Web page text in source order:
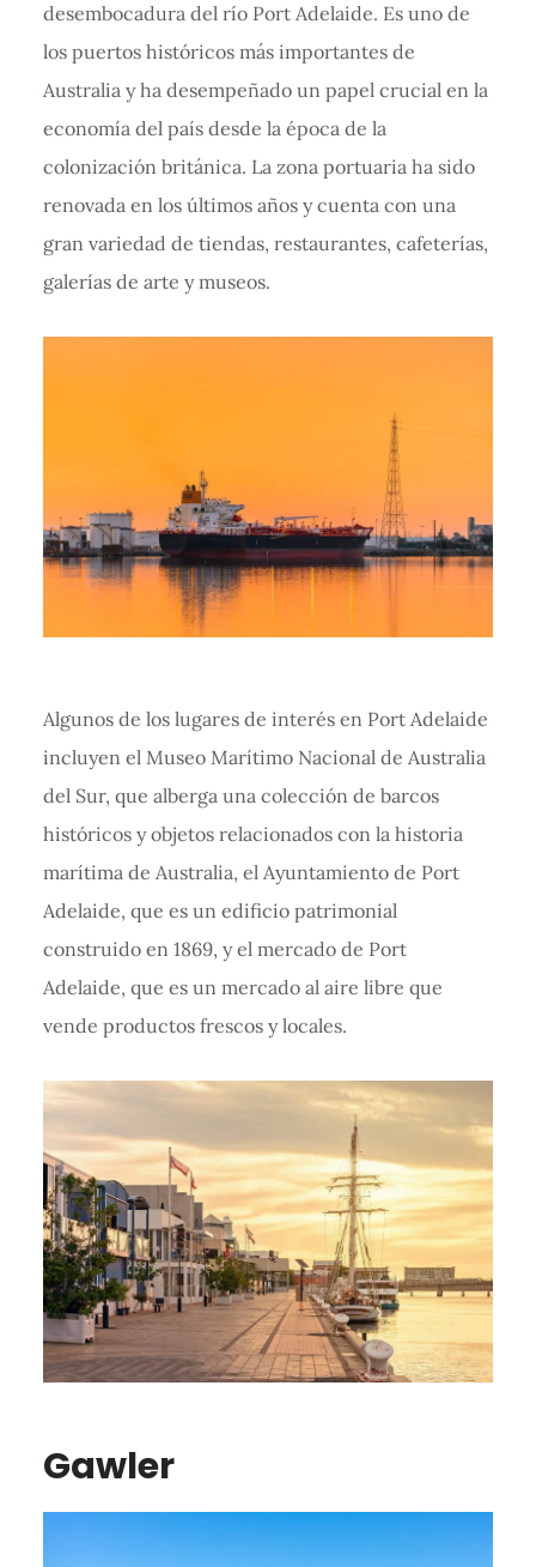
desembocadura del río Port Adelaide. Es uno de
los puertos históricos más importantes de
Australia y ha desempeñado un papel crucial en la
economía del país desde la época de la
colonización británica. La zona portuaria ha sido
renovada en los últimos años y cuenta con una
gran variedad de tiendas, restaurantes, cafeterías,
galerías de arte y museos.
Algunos de los lugares de interés en Port Adelaide
incluyen el Museo Marítimo Nacional de Australia
del Sur, que alberga una colección de barcos
históricos y objetos relacionados con la historia
marítima de Australia, el Ayuntamiento de Port
Adelaide, que es un edificio patrimonial
construido en 1869, y el mercado de Port
Adelaide, que es un mercado al aire libre que
vende productos frescos y locales.
Gawler